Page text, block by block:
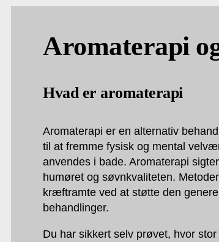
Aromaterapi
Hvad er aromaterapi
Aromaterapi er en alternativ
til at fremme fysisk og mental
anvendes i bade. Aromaterapi
humøret og søvnkvaliteten.
kræftramte ved at støtte den
behandlinger.
Du har sikkert selv prøvet, hvor